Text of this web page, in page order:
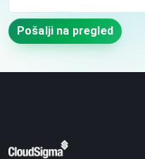
Pošalji na pregled